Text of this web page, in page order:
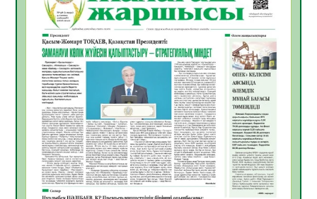
Инфекциялық ауруларға қарсы иммундау
жұмыстарының тиімділігі
06.08.2026
34
Көкжөтел ауруы туралы
06.08.2026
32
АПВ вакцинасы туралы мәлімет
06.08.2026
32
Open Air: Қызылорда облысы полиция
департаменті 20 мыңнан астам
көрерменнің қауіпсіздігін қамтамасыз етті